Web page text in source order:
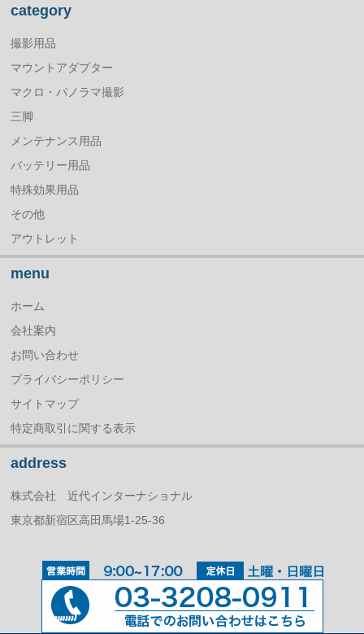
category
撮影用品
マウントアダプター
マクロ・パノラマ撮影
三脚
メンテナンス用品
バッテリー用品
特殊効果用品
その他
アウトレット
menu
ホーム
会社案内
お問い合わせ
プライバシーポリシー
サイトマップ
特定商取引に関する表示
address
株式会社 近代インターナショナル
東京都新宿区高田馬場1-25-36